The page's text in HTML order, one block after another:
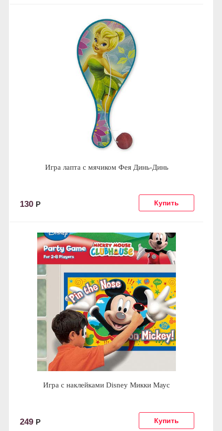
Игра лапта с мячиком Фея Динь-Динь
130 Р
Игра с наклейками Disney Микки Маус
249 Р